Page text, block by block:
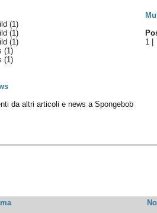
(1)
(1)
(1)
(1)
(1)
da altri articoli e news a Spongebob
1